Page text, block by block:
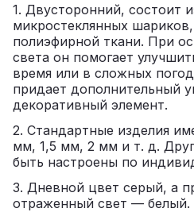
1. Двусторонний, состоит
микростеклянных
полиэфирной ткани. При
света он помогает
время или в сложных
придает дополнительный
декоративный элемент.
2. Стандартные изделия
мм, 1,5 мм, 2 мм и т. д.
быть настроены по
3. Дневной цвет серый, а
отраженный свет — белый.